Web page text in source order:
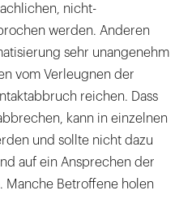
nicht-
werden. Anderen
sehr unangenehm
vom Verleugnen der
reichen. Dass
kann in einzelnen
und sollte nicht dazu
auf ein Ansprechen der
Manche Betroffene holen